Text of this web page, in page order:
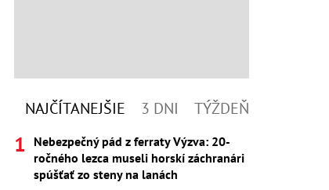
NAJČÍTANEJŠIE 3 DNI TÝŽDEŇ
Nebezpečný pád z ferraty Výzva: 20-
ročného lezca museli horskí záchranári
spúšťať zo steny na lanách